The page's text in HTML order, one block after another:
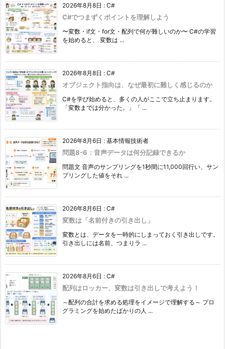
2026年8月8日 : C#
C#でつまずくポイントを理解しよう
〜変数・if文・for文・配列で何が難しいのか〜 C#の学習
を始めると、 変数は ...
2026年8月8日 : C#
オブジェクト指向は、なぜ最初に難しく感じるのか
C#を学び始めると、多くの人がここで立ち止まります。
「変数までは分かった。」「 ...
2026年8月6日 : 基本情報技術者
問題8-6：音声データは何分記録できるか
問題文 音声のサンプリングを1秒間に11,000回行い、サン
プリングした値をそれ ...
2026年8月6日 : C#
変数は「名前付きの引き出し」
変数とは、データを一時的にしまっておく引き出しです。
引き出しには名前、つまりラ ...
2026年8月6日 : C#
配列はロッカー、変数は引き出しで考えよう！
～配列の合計を求める処理をイメージで理解する～ プロ
グラミングを始めたばかりの人 ...